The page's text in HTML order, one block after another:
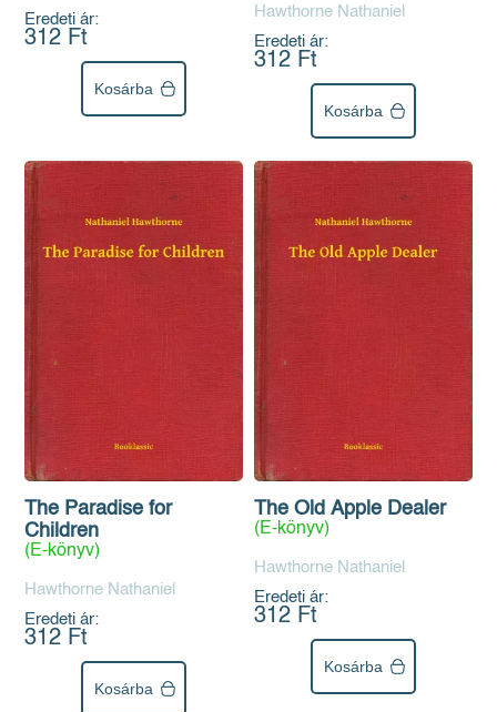
Eredeti ár:
312 Ft
Kosárba
Hawthorne Nathaniel
Eredeti ár:
312 Ft
Kosárba
The Paradise for
Children
(E-könyv)
Hawthorne Nathaniel
Eredeti ár:
312 Ft
Kosárba
The Old Apple Dealer
(E-könyv)
Hawthorne Nathaniel
Eredeti ár:
312 Ft
Kosárba